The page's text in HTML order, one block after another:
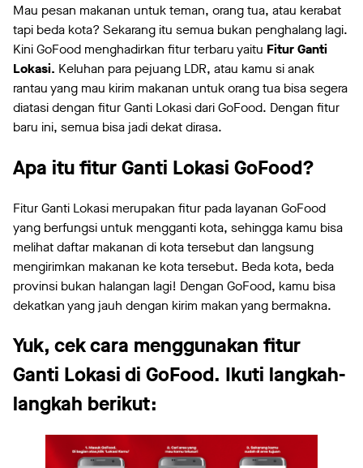
Mau pesan makanan untuk teman, orang tua, atau kerabat
tapi beda kota? Sekarang itu semua bukan penghalang lagi.
Kini GoFood menghadirkan fitur terbaru yaitu Fitur Ganti
Lokasi. Keluhan para pejuang LDR, atau kamu si anak
rantau yang mau kirim makanan untuk orang tua bisa segera
diatasi dengan fitur Ganti Lokasi dari GoFood. Dengan fitur
baru ini, semua bisa jadi dekat dirasa.
Apa itu fitur Ganti Lokasi GoFood?
Fitur Ganti Lokasi merupakan fitur pada layanan GoFood
yang berfungsi untuk mengganti kota, sehingga kamu bisa
melihat daftar makanan di kota tersebut dan langsung
mengirimkan makanan ke kota tersebut. Beda kota, beda
provinsi bukan halangan lagi! Dengan GoFood, kamu bisa
dekatkan yang jauh dengan kirim makan yang bermakna.
Yuk, cek cara menggunakan fitur
Ganti Lokasi di GoFood. Ikuti langkah-
langkah berikut: